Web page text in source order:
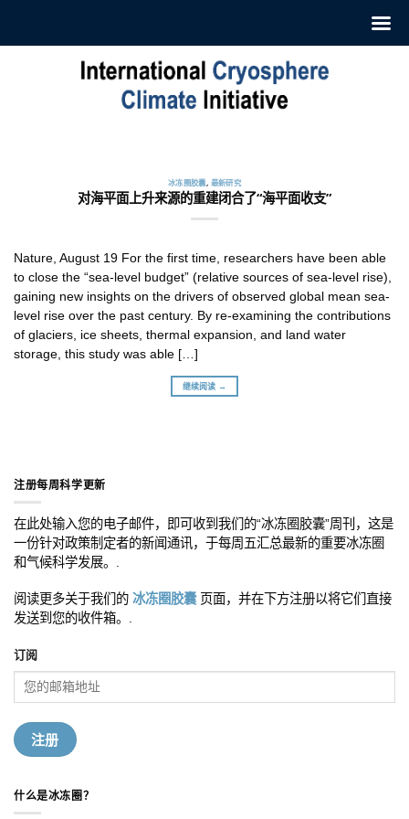
ICCI 每周发布一份摘要，介绍最新冰冻圈研究和新闻。这
冰冻圈胶囊, 最新研究
对海平面上升来源的重建闭合了“海平面收支”
Nature, August 19 For the first time, researchers have been able
to close the “sea-level budget” (relative sources of sea-level rise),
gaining new insights on the drivers of observed global mean sea-
level rise over the past century. By re-examining the contributions
of glaciers, ice sheets, thermal expansion, and land water
storage, this study was able […]
继续阅读 →
注册每周科学更新
在此处输入您的电子邮件，即可收到我们的“冰冻圈胶囊”周刊，这是
一份针对政策制定者的新闻通讯，于每周五汇总最新的重要冰冻圈
和气候科学发展。.
阅读更多关于我们的 冰冻圈胶囊 页面，并在下方注册以将它们直接
发送到您的收件箱。.
订阅
什么是冰冻圈？